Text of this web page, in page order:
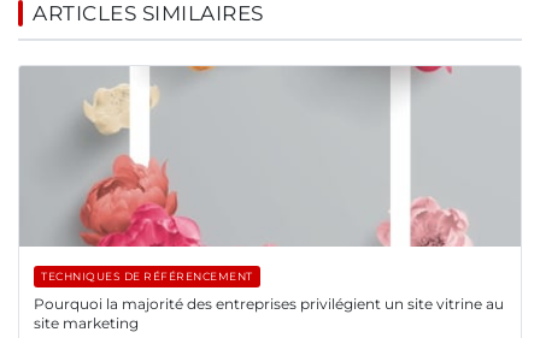
ARTICLES SIMILAIRES
TECHNIQUES DE RÉFÉRENCEMENT
Pourquoi la majorité des entreprises privilégient un site vitrine au
site marketing